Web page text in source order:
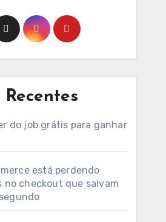
do job grátis para ganhar
está perdendo
no checkout que salvam